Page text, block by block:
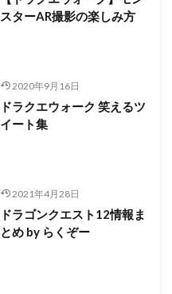
スターAR撮影の楽しみ方
2020年9月16日
ドラクエウォーク 笑えるツ
イート集
2021年4月28日
ドラゴンクエスト12情報ま
とめ by らくぞー